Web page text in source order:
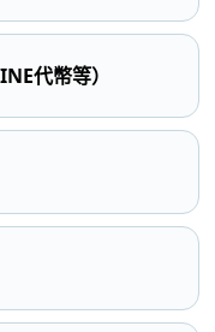
代幣等）